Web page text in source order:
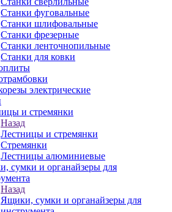
Станки фуговальные
Станки шлифовальные
Станки фрезерные
Станки ленточнопильные
Станки для ковки
электрические
и стремянки
Назад
Лестницы и стремянки
Стремянки
Лестницы алюминиевые
сумки и органайзеры для
Назад
Ящики, сумки и органайзеры для